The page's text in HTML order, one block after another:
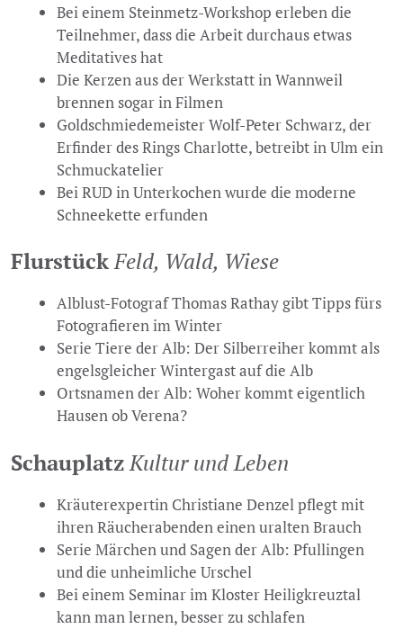
Bei einem Steinmetz-Workshop erleben die
Teilnehmer, dass die Arbeit durchaus etwas
Meditatives hat
Die Kerzen aus der Werkstatt in Wannweil
brennen sogar in Filmen
Goldschmiedemeister Wolf-Peter Schwarz, der
Erfinder des Rings Charlotte, betreibt in Ulm ein
Schmuckatelier
Bei RUD in Unterkochen wurde die moderne
Schneekette erfunden
FlurstückFeld, Wald, Wiese
Alblust-Fotograf Thomas Rathay gibt Tipps fürs
Fotografieren im Winter
Serie Tiere der Alb: Der Silberreiher kommt als
engelsgleicher Wintergast auf die Alb
Ortsnamen der Alb: Woher kommt eigentlich
Hausen ob Verena?
SchauplatzKultur und Leben
Kräuterexpertin Christiane Denzel pflegt mit
ihren Räucherabenden einen uralten Brauch
Serie Märchen und Sagen der Alb: Pfullingen
und die unheimliche Urschel
Bei einem Seminar im Kloster Heiligkreuztal
kann man lernen, besser zu schlafen